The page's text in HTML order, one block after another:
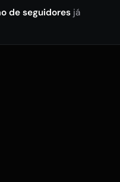
de seguidoresjá